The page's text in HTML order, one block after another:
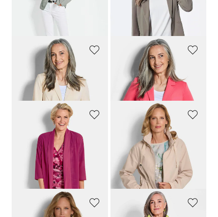
30-Tage-Bestpreis**: 139,95 €
+ 4
30-Tage-Bestpreis**: 119,95 €
Jersey-Blazer mit Reverskragen
79,95 € 99,95 €
GOLDNER
Jersey-Blazer mit Reverskragen
79,95 €99,95 €
Chiffonjäckchen
59,95 €
99,95 €159,95 €
30-Tage-Bestpreis**: 119,95 €
(-16%)